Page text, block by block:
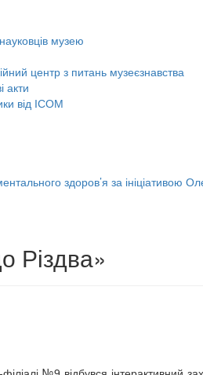
музею
центр з питань музеєзнавства
акти
від ІСОМ
здоров’я за ініціативою
Різдва»